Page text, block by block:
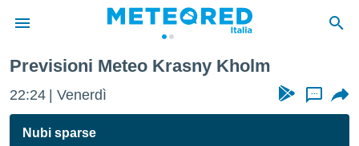
di
Previsioni Meteo Krasny Kholm
22:24 Venerdì ...
Nubi sparse